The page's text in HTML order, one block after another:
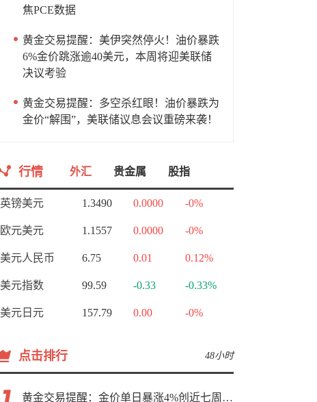
焦PCE数据
黄金交易提醒：美伊突然停火！油价暴跌
6%金价跳涨逾40美元，本周将迎美联储
决议考验
黄金交易提醒：多空杀红眼！油价暴跌为
金价“解围”，美联储议息会议重磅来袭！
行情 外汇 贵金属 股指
英镑美元 1.3490 0.0000 -0%
欧元美元 1.1557 0.0000 -0%
美元人民币 6.75 0.01 0.12%
美元指数 99.59 -0.33 -0.33%
美元日元 157.79 0.00 -0%
点击排行 48小时
黄金交易提醒：金价单日暴涨4%创近七周新高，加息预期降温叠加霍尔木兹“暂停信号”，牛市重启了？